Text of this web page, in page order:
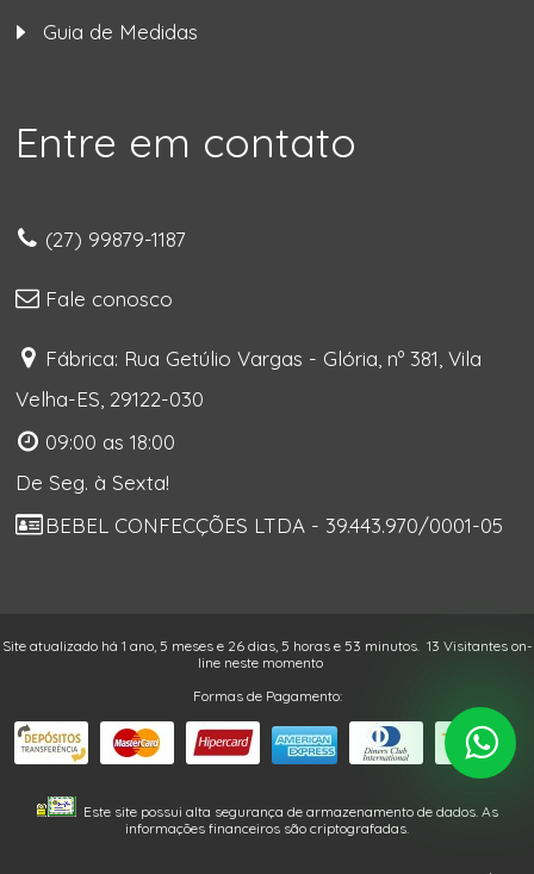
Guia de Medidas
Entre em contato
(27) 99879-1187
Fale conosco
Fábrica: Rua Getúlio Vargas - Glória, nº 381, Vila
Velha-ES, 29122-030
09:00 as 18:00
De Seg. à Sexta!
BEBEL CONFECÇÕES LTDA - 39.443.970/0001-05
Site atualizado há 1 ano, 5 meses e 26 dias, 5 horas e 53 minutos. 13 Visitantes on-
line neste momento
Formas de Pagamento:
Este site possui alta segurança de armazenamento de dados. As
informações financeiros são criptografadas.